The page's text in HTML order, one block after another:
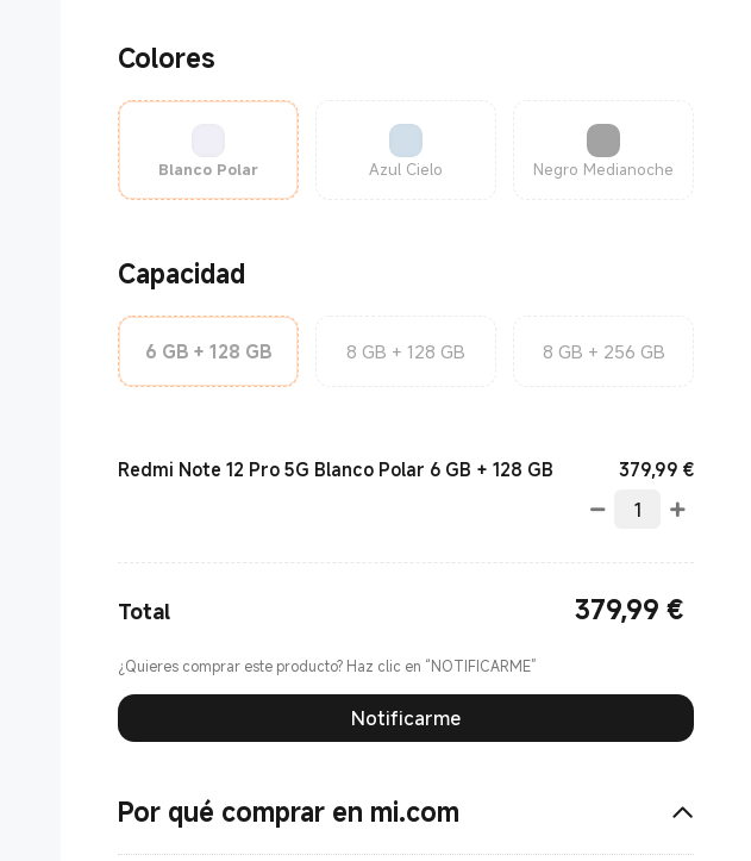
Colores
Blanco Polar Azul Cielo Negro Medianoche
Capacidad
6 GB + 128 GB 8 GB + 128 GB 8 GB + 256 GB
Redmi Note 12 Pro 5G Blanco Polar 6 GB + 128 GB 379,99 €
Total 379,99 €
¿Quieres comprar este producto? Haz clic en “NOTIFICARME”
Notificarme
Por qué comprar en mi.com